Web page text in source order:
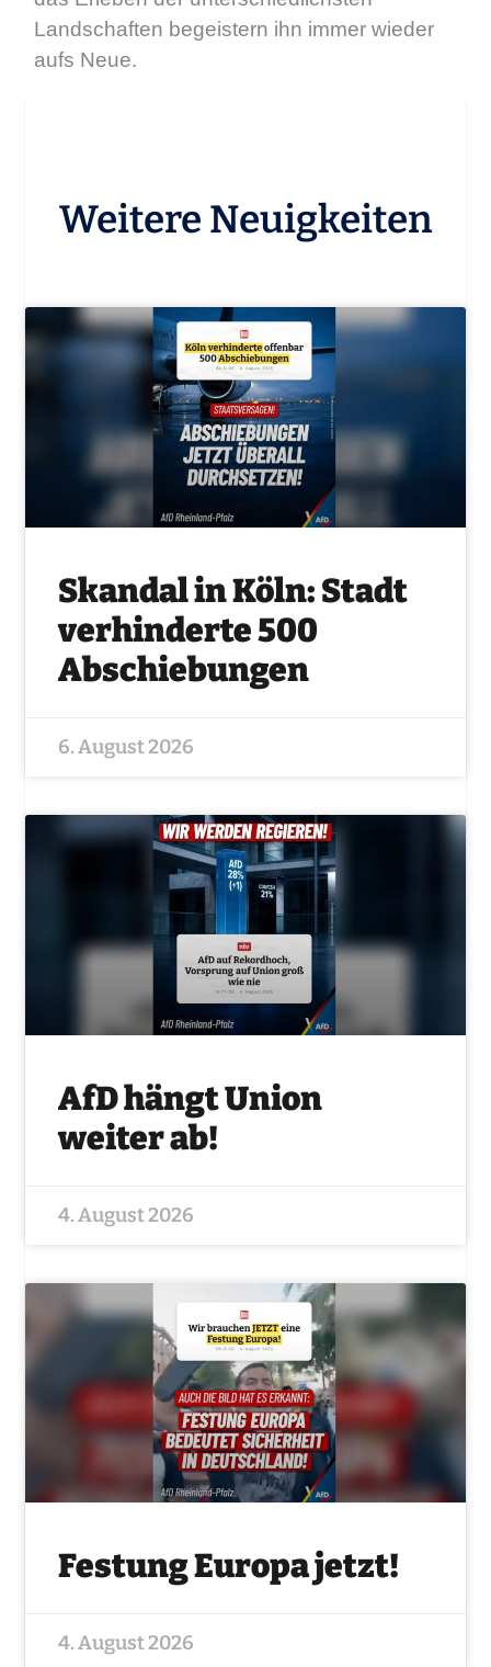
Landschaften begeistern ihn immer wieder
aufs Neue.
Weitere Neuigkeiten
Skandal in Köln: Stadt
verhinderte 500
Abschiebungen
6. August 2026
AfD hängt Union
weiter ab!
4. August 2026
Festung Europa jetzt!
4. August 2026